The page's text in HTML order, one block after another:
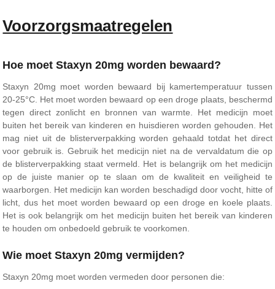
Voorzorgsmaatregelen
Hoe moet Staxyn 20mg worden bewaard?
Staxyn 20mg moet worden bewaard bij kamertemperatuur tussen
20-25°C. Het moet worden bewaard op een droge plaats, beschermd
tegen direct zonlicht en bronnen van warmte. Het medicijn moet
buiten het bereik van kinderen en huisdieren worden gehouden. Het
mag niet uit de blisterverpakking worden gehaald totdat het direct
voor gebruik is. Gebruik het medicijn niet na de vervaldatum die op
de blisterverpakking staat vermeld. Het is belangrijk om het medicijn
op de juiste manier op te slaan om de kwaliteit en veiligheid te
waarborgen. Het medicijn kan worden beschadigd door vocht, hitte of
licht, dus het moet worden bewaard op een droge en koele plaats.
Het is ook belangrijk om het medicijn buiten het bereik van kinderen
te houden om onbedoeld gebruik te voorkomen.
Wie moet Staxyn 20mg vermijden?
Staxyn 20mg moet worden vermeden door personen die: